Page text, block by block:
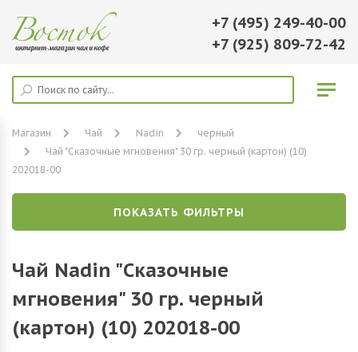
+7 (495) 249-40-00
+7 (925) 809-72-42
Магазин Чай Nadin
черный
Чай "Сказочные мгновения" 30 гр. черный (картон) (10)
202018-00
ПОКАЗАТЬ ФИЛЬТРЫ
Чай Nadin "Сказочные
мгновения" 30 гр. черный
(картон) (10) 202018-00